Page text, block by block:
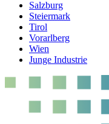
Salzburg
Steiermark
Tirol
Vorarlberg
Wien
Junge Industrie